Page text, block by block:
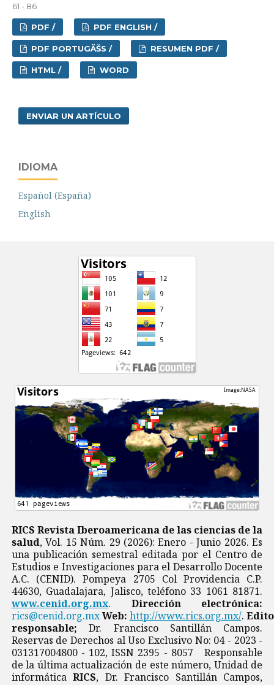
61 - 86
PDF / PDF ENGLISH /
PDF PORTUGÃŠS / RESUMEN PDF /
HTML / WORD
ENVIAR UN ARTÍCULO
IDIOMA
Español (España)
English
RICS Revista Iberoamericana de las ciencias de la
salud, Vol. 15 Núm. 29 (2026): Enero - Junio 2026. Es
una publicación semestral editada por el Centro de
Estudios e Investigaciones para el Desarrollo Docente
A.C. (CENID). Pompeya 2705 Col Providencia C.P.
44630, Guadalajara, Jalisco, teléfono 33 1061 81871.
www.cenid.org.mx. Dirección electrónica:
rics@cenid.org.mxWeb: http://www.rics.org.mx/.
responsable; Dr. Francisco Santillán Campos.
Reservas de Derechos al Uso Exclusivo No: 04 - 2023 -
031317004800 - 102, ISSN 2395 - 8057 Responsable
de la última actualización de este número, Unidad de
informáticaRICS, Dr. Francisco Santillán Campos,